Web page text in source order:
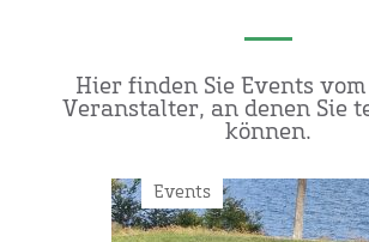
Hier finden Sie Events
Veranstalter, an denen Sie
können.
Events